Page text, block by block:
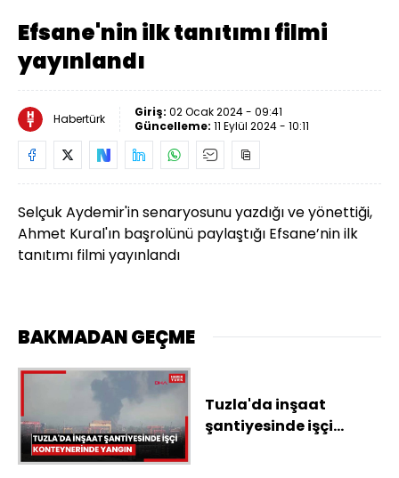
Efsane'nin ilk tanıtımı filmi
yayınlandı
Habertürk Giriş: 02 Ocak 2024 - 09:41
Güncelleme: 11 Eylül 2024 - 10:11
Selçuk Aydemir'in senaryosunu yazdığı ve yönettiği,
Ahmet Kural'ın başrolünü paylaştığı Efsane’nin ilk
tanıtımı filmi yayınlandı
BAKMADAN GEÇME
Tuzla'da inşaat
şantiyesinde işçi